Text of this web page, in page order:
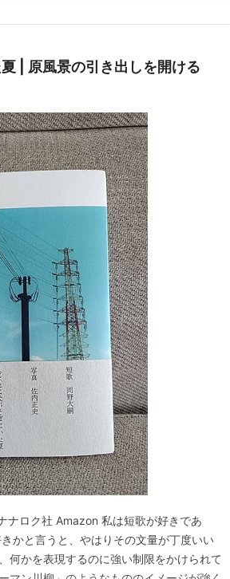
| 原風景の引き出しを開ける
ナロク社 Amazon 私は短歌が好きであ
かと言うと、やはりその文量が丁度いい
何かを表現するのに強い制限をかけられて